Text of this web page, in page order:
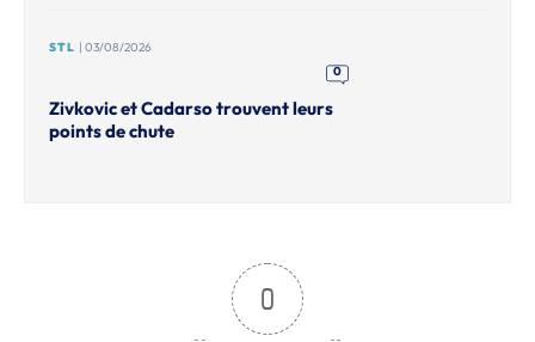
STL | 03/08/2026
0
Zivkovic et Cadarso trouvent leurs
points de chute
0